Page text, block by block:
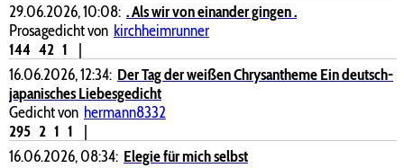
29.06.2026, 10:08: . Als wir von einander gingen .
Prosagedicht von kirchheimrunner
144 42 1
|
16.06.2026, 12:34: Der Tag der weißen Chrysantheme Ein deutsch-
japanisches Liebesgedicht
Gedicht von hermann8332
295 2 1 1
|
16.06.2026, 08:34: Elegie für mich selbst